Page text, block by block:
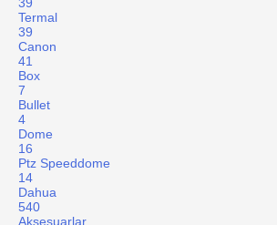
Termal
39
Canon
41
Box
7
Bullet
4
Dome
16
Ptz Speeddome
14
Dahua
540
Aksesuarlar